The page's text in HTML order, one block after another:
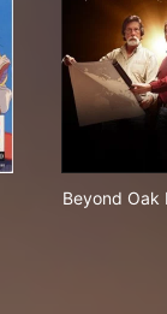
Beyond Oak